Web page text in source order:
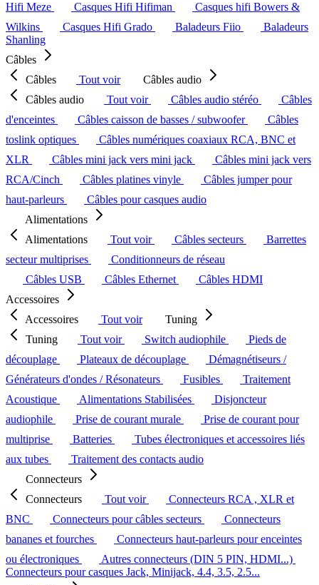
Hifi Meze
Casques Hifi Hifiman
Casques hifi Bowers &
Wilkins
Casques Hifi Grado Baladeurs Fiio
Baladeurs
Shanling
Câbles
Câbles
Tout voir
Câbles audio
Câbles audio
Tout voir Câbles audio stéréo
Câbles
d'enceintes
Câbles caisson de basses / subwoofer
Câbles
toslink optiques
Câbles numériques coaxiaux RCA, BNC et
XLR
Câbles mini jack vers mini jack
Câbles mini jack vers
RCA/Cinch
Câbles platines vinyle
Câbles jumper pour
haut-parleurs
Câbles pour casques audio
Alimentations
Alimentations
Tout voir Câbles secteurs
Barrettes
secteur multiprises
Conditionneurs de réseau
Câbles USB
Câbles Ethernet
Câbles HDMI
Accessoires
Accessoires
Tout voir
Tuning
Tuning
Tout voir Switch audiophile
Pieds de
découplage
Plateaux de découplage
Démagnétiseurs /
Générateurs d'ondes / Résonateurs
Fusibles
Traitement
Acoustique
Alimentations Stabilisées
Disjoncteur
audiophile
Prise de courant murale
Prise de courant pour
multiprise
Batteries
Tubes électroniques et accessoires liés
aux tubes
Traitement des contacts audio
Connecteurs
Connecteurs
Tout voir
Connecteurs RCA , XLR et
BNC
Connecteurs pour câbles secteurs
Connecteurs
bananes et fourches
Connecteurs haut-parleurs pour enceintes
ou électroniques
Autres connecteurs (DIN 5 PIN, HDMI...)
Connecteurs pour casques Jack, Minijack, 4.4, 3.5, 2.5...